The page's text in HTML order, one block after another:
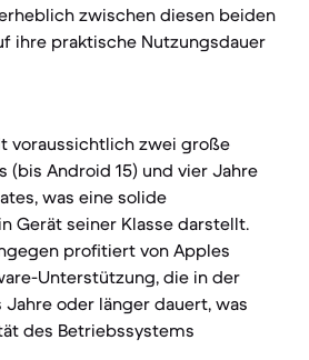
zwischen diesen beiden
ihre praktische Nutzungsdauer
voraussichtlich zwei große
(bis Android 15) und vier Jahre
was eine solide
Gerät seiner Klasse darstellt.
profitiert von Apples
Unterstützung, die in der
oder länger dauert, was
des Betriebssystems